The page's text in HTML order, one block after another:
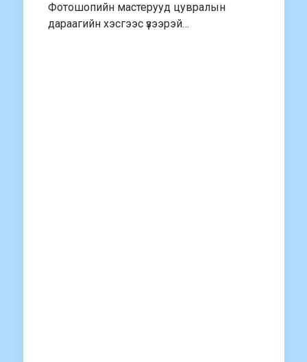
Фотошопийн мастерууд цувралын
дараагийн хэсгээс үзээрэй…